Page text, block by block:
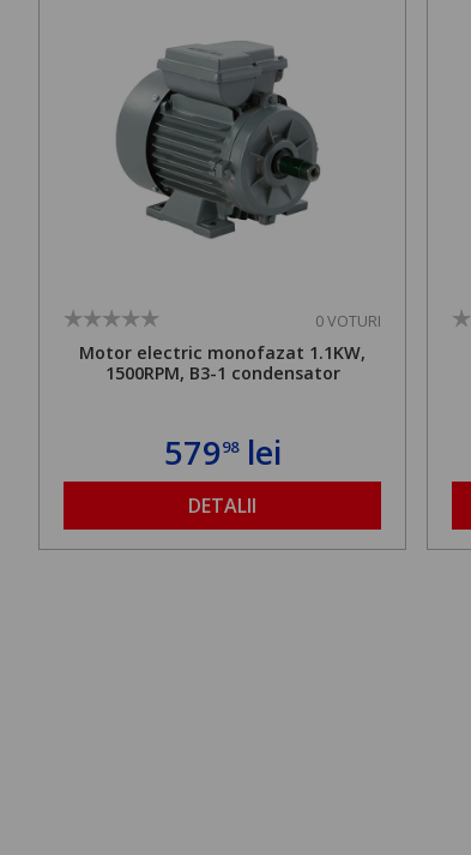
0 VOTURI
Motor electric monofazat 1.1KW,
1500RPM, B3-1 condensator
57998lei
DETALII